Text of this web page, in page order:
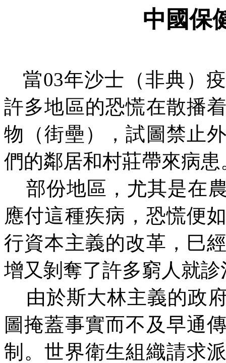
中國保
當03年沙士（非典）
許多地區的恐慌在散播
物（街壘），試圖禁止
們的鄰居和村莊帶來病患
部份地區，尤其是在
應付這種疾病，恐慌便
行資本主義的改革，巳
增又剝奪了許多窮人就
由於斯大林主義的政
圖掩蓋事實而不及早通
制。世界衛生組織請求